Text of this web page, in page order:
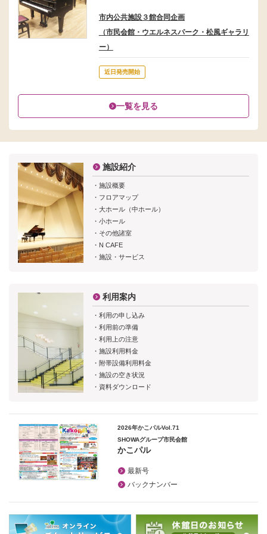
市内公共施設３館合同企画
（市民会館・ウエルネスパーク・松風ギャラリ
ー）
近日発売開始
一覧を見る
施設紹介
施設概要
フロアマップ
大ホール（中ホール）
小ホール
その他諸室
N CAFE
施設・サービス
利用案内
利用の申し込み
利用前の準備
利用上の注意
施設利用料金
附帯設備利用料金
施設の空き状況
資料ダウンロード
2026年かこパルVol.71
SHOWAグループ市民会館
かこパル
最新号
バックナンバー